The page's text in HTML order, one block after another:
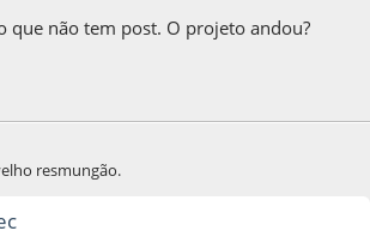
que não tem post. O projeto andou?
resmungão.